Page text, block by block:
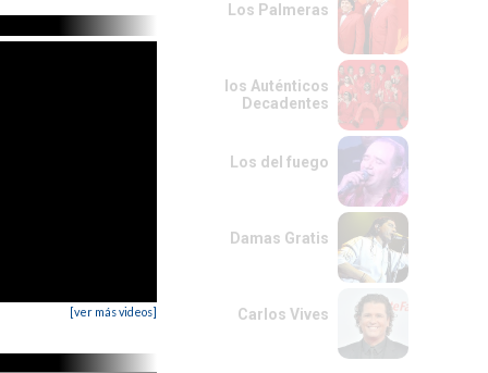
[ver más videos]
Los Palmeras
los Auténticos
Decadentes
Los del fuego
Damas Gratis
Carlos Vives